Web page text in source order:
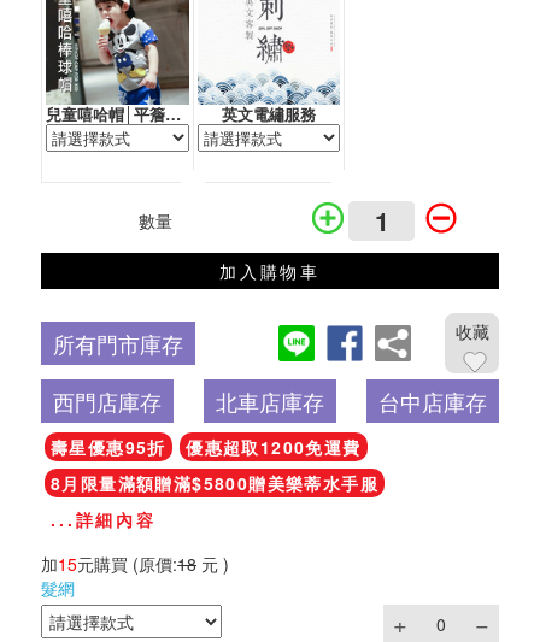
兒童嘻哈帽│平簷帽│鴨舌帽 英文電繡服務
數量
加入購物車
所有門市庫存 收藏
西門店庫存 北車店庫存 台中店庫存
壽星優惠95折
優惠超取1200免運費
8月限量滿額贈滿$5800贈美樂蒂水手服
...詳細內容
加15元購買 (原價:18 元 )
髮網